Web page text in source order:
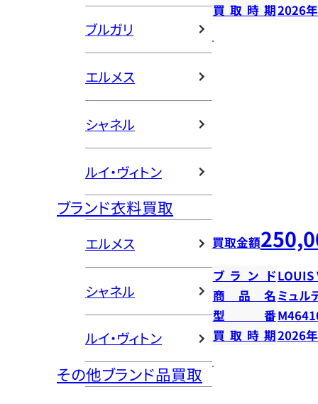
ブルガリ
エルメス
シャネル
ルイ・ヴィトン
ブランド衣料買取
エルメス
シャネル
ルイ・ヴィトン
その他ブランド品買取
買取時期2026
買取金額
ブランドLOUIS
商品名 ミュル
型番
買取時期2026